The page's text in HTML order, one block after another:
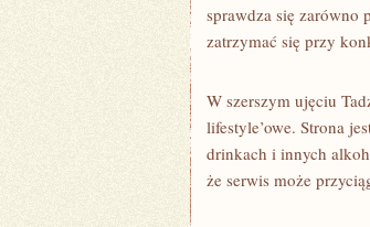
sprawdza się zarówno
zatrzymać się przy
W szerszym ujęciu
lifestyle’owe. Strona
drinkach i innych
że serwis może